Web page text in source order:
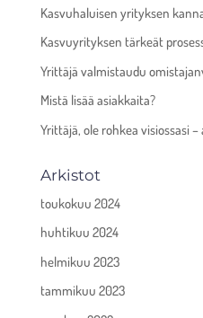
Kasvuhaluisen yrityksen
Kasvuyrityksen tärkeät
Yrittäjä valmistaudu
Mistä lisää asiakkaita?
Yrittäjä, ole rohkea visiossasi
Arkistot
toukokuu 2024
huhtikuu 2024
helmikuu 2023
tammikuu 2023